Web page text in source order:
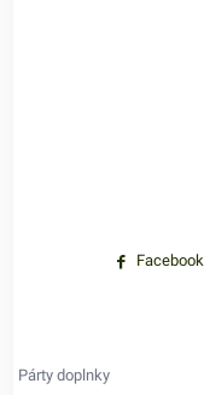
Facebook
Párty doplnky